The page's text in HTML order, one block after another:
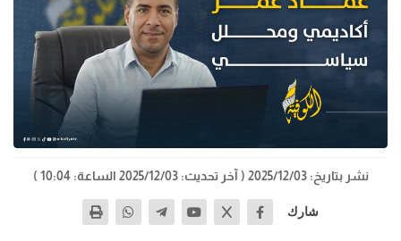
نشر بتاريخ: 2025/12/03 ( آخر تحديث: 2025/12/03 الساعة: 10:04 )
شارك